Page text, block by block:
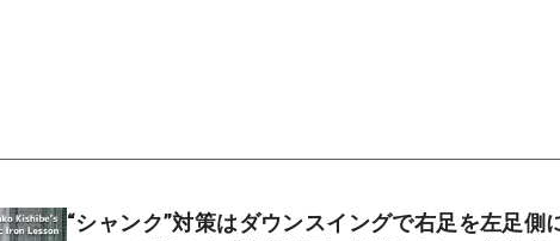
“シャンク”対策はダウンスイングで右足を左足側